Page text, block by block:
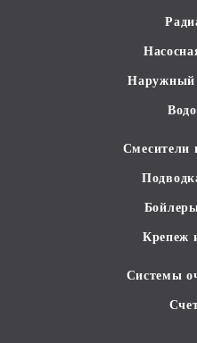
Наружный
Смесители
Крепеж
Системы